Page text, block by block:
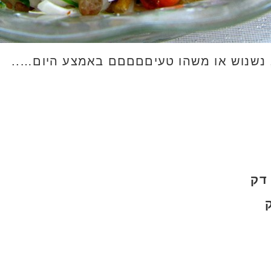
נשנוש או משהו טעיםםםםם באמצע היום…..